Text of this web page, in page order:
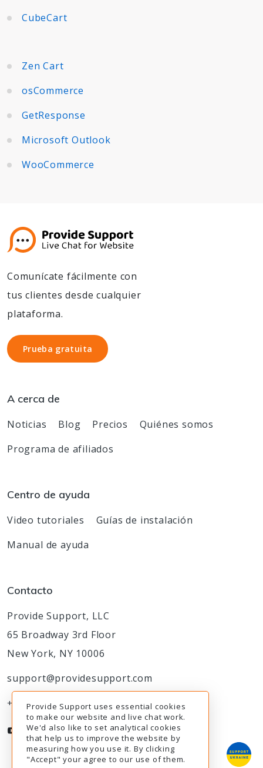
CubeCart
Zen Cart
osCommerce
GetResponse
Microsoft Outlook
WooCommerce
Comunícate fácilmente con
tus clientes desde cualquier
plataforma.
Prueba gratuita
Prueba gratuita
A cerca de
Noticias Blog Precios
Quiénes somos
Programa de afiliados
Centro de ayuda
Video tutoriales
Guías de instalación
Manual de ayuda
Contacto
Provide Support, LLC
65 Broadway 3rd Floor
New York, NY 10006
support@providesupport.com
+1-888-777-9930
Provide Support uses essential cookies
to make our website and live chat work.
We'd also like to set analytical cookies
that help us to improve the website by
measuring how you use it. By clicking
"Accept" your agree to our use of them.